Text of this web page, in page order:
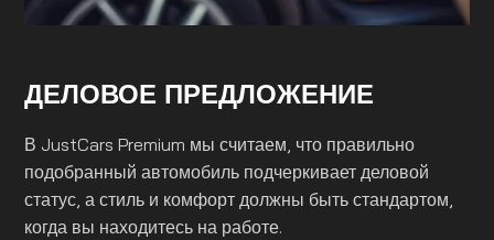
ДЕЛОВОЕ ПРЕДЛОЖЕНИЕ
В JustCars Premium мы считаем, что правильно
подобранный автомобиль подчеркивает деловой
статус, а стиль и комфорт должны быть стандартом,
когда вы находитесь на работе.